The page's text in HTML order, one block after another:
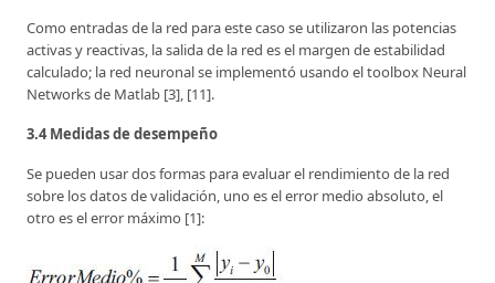
Como entradas de la red para este caso se utilizaron las potencias
activas y reactivas, la salida de la red es el margen de estabilidad
calculado; la red neuronal se implementó usando el toolbox Neural
Networks de Matlab [3], [11].
3.4 Medidas de desempeño
Se pueden usar dos formas para evaluar el rendimiento de la red
sobre los datos de validación, uno es el error medio absoluto, el
otro es el error máximo [1]: